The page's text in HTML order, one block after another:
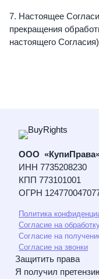
7. Настоящее
прекращения
настоящего
ООО
ИНН 7735208230
КПП 773101001
ОГРН
Политика
Согласие на
Согласие на
Согласие на звонки
Защитить права
Я получил